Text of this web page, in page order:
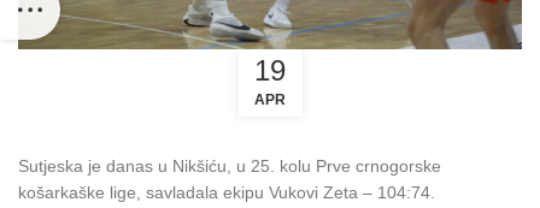
19
APR
Sutjeska je danas u Nikšiću, u 25. kolu Prve crnogorske
košarkaške lige, savladala ekipu Vukovi Zeta – 104:74.